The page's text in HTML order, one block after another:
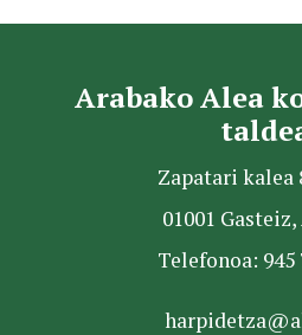
Arabako Alea
Zapatari kalea
01001
Telefonoa: 945